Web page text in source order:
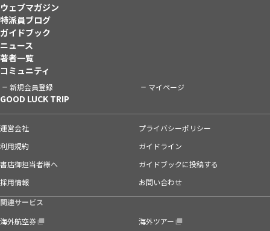
ウェブマガジン
特派員ブログ
ガイドブック
ニュース
著者一覧
コミュニティ
新規会員登録 マイページ
GOOD LUCK TRIP
運営会社
プライバシーポリシー
利用規約
ガイドライン
書店御担当者様へ
ガイドブックに投稿する
採用情報
お問い合わせ
関連サービス
海外航空券
海外ツアー